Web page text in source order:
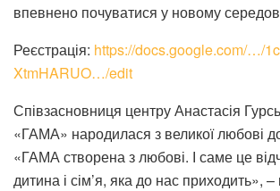
впевнено почуватися у новому
Реєстрація: https://docs.google.com/…/
XtmHARUO…/edit
Співзасновниця центру Анастасія
«ГАМА» народилася з великої любові до
«ГАМА створена з любові. І саме це
дитина і сім’я, яка до нас приходить»,